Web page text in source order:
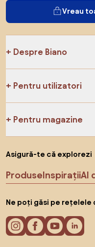
Vreau
Despre Biano
Pentru utilizatori
Pentru magazine
Asigură-te că explorezi
ProduseInspirațiiAI
Ne poți găsi pe rețelele